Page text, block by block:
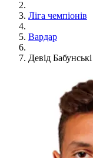
Ліга чемпіонів
Вардар
Девід Бабунські